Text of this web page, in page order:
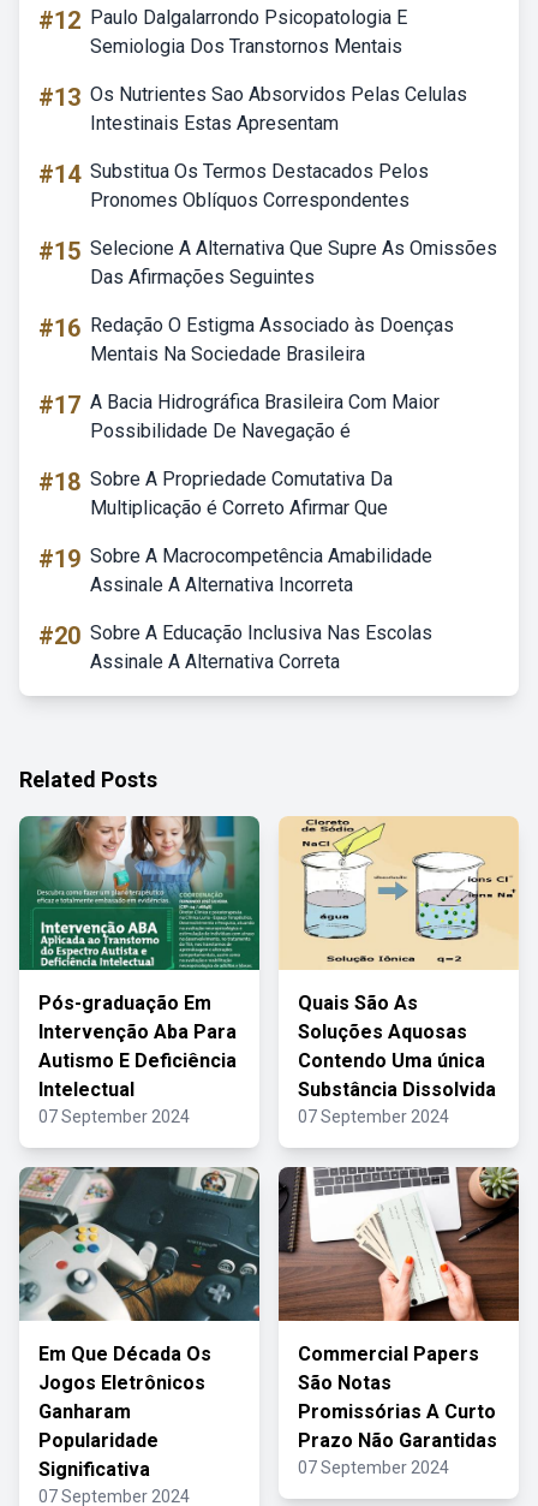
#12 Paulo Dalgalarrondo Psicopatologia E
Semiologia Dos Transtornos Mentais
#13 Os Nutrientes Sao Absorvidos Pelas Celulas
Intestinais Estas Apresentam
#14 Substitua Os Termos Destacados Pelos
Pronomes Oblíquos Correspondentes
#15 Selecione A Alternativa Que Supre As Omissões
Das Afirmações Seguintes
#16 Redação O Estigma Associado às Doenças
Mentais Na Sociedade Brasileira
#17 A Bacia Hidrográfica Brasileira Com Maior
Possibilidade De Navegação é
#18 Sobre A Propriedade Comutativa Da
Multiplicação é Correto Afirmar Que
#19 Sobre A Macrocompetência Amabilidade
Assinale A Alternativa Incorreta
#20 Sobre A Educação Inclusiva Nas Escolas
Assinale A Alternativa Correta
Related Posts
Pós-graduação Em
Intervenção Aba Para
Autismo E Deficiência
Intelectual
07 September 2024
Quais São As
Soluções Aquosas
Contendo Uma única
Substância Dissolvida
07 September 2024
Em Que Década Os
Jogos Eletrônicos
Ganharam
Popularidade
Significativa
07 September 2024
Commercial Papers
São Notas
Promissórias A Curto
Prazo Não Garantidas
07 September 2024